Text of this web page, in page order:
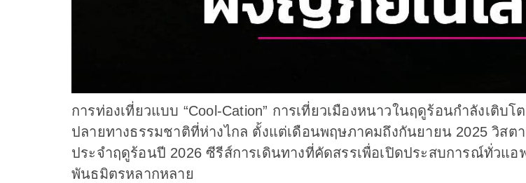
การท่องเที่ยวแบบ “Cool-Cation” การเที่ยวเมืองหนาวในฤดูร้อนกำลังเติ
ปลายทางธรรมชาติที่ห่างไกล ตั้งแต่เดือนพฤษภาคมถึงกันยายน 2025 วิสต
ประจำฤดูร้อนปี 2026 ซีรีส์การเดินทางที่คัดสรรเพื่อเปิดประสบการณ์ทั่วแ
พันธมิตรหลากหลาย